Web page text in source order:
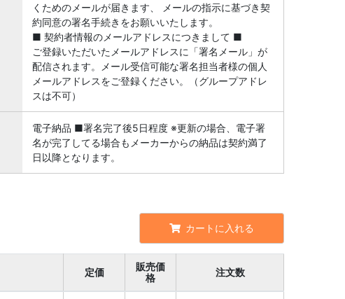
くためのメールが届きます、 メールの指示に基づき契
約同意の署名手続きをお願いいたします。
■ 契約者情報のメールアドレスにつきまして ■
ご登録いただいたメールアドレスに「署名メール」が
配信されます。メール受信可能な署名担当者様の個人
メールアドレスをご登録ください。（グループアドレ
スは不可）
電子納品 ■署名完了後5日程度 ※更新の場合、電子署
名が完了してる場合もメーカーからの納品は契約満了
日以降となります。
カートに入れる
定価
販売価
格
注文数